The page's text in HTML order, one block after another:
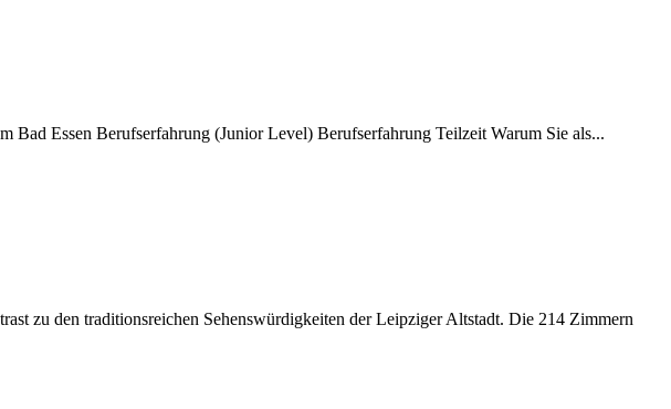
Essen Berufserfahrung (Junior Level) Berufserfahrung Teilzeit Warum Sie als...
zu den traditionsreichen Sehenswürdigkeiten der Leipziger Altstadt. Die 214 Zimmern